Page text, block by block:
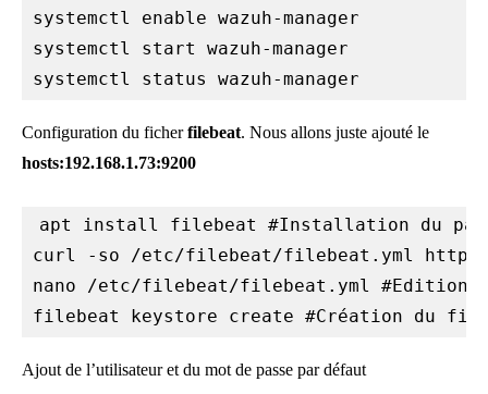
systemctl enable wazuh-manager
systemctl start wazuh-manager
systemctl status wazuh-manager
Configuration du ficherfilebeat. Nous allons juste ajouté le
hosts:192.168.1.73:9200
apt install filebeat #Installation du
curl -so /etc/filebeat/filebeat.yml https://
nano /etc/filebeat/filebeat.yml #Edition
filebeat keystore create #Création du
Ajout de l’utilisateur et du mot de passe par défaut